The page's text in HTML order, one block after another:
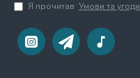
Я прочитав Умови та угоди